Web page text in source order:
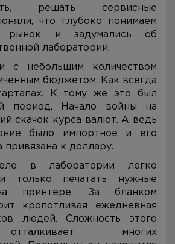
решать сервисные
что глубоко понимаем
рынок и задумались об
лаборатории.
с небольшим количеством
бюджетом. Как всегда
К тому же это был
период. Начало войны на
скачок курса валют. А ведь
было импортное и его
привязана к доллару.
в лаборатории легко
только печатать нужные
принтере. За бланком
кропотливая ежедневная
людей. Сложность этого
многих